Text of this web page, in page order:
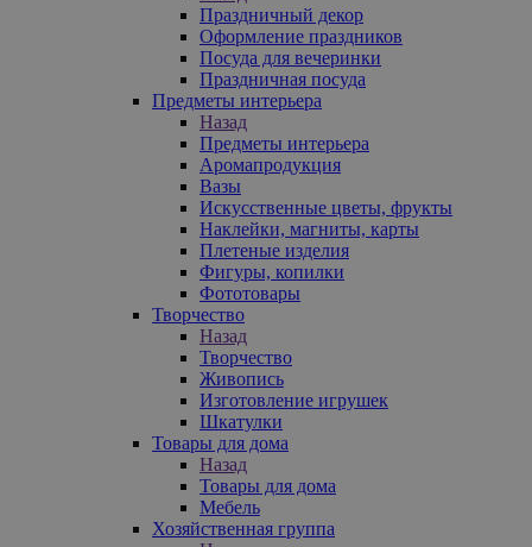
Праздничный декор
Оформление праздников
Посуда для вечеринки
Праздничная посуда
Предметы интерьера
Назад
Предметы интерьера
Аромапродукция
Вазы
Искусственные цветы, фрукты
Наклейки, магниты, карты
Плетеные изделия
Фигуры, копилки
Фототовары
Творчество
Назад
Творчество
Живопись
Изготовление игрушек
Шкатулки
Товары для дома
Назад
Товары для дома
Мебель
Хозяйственная группа